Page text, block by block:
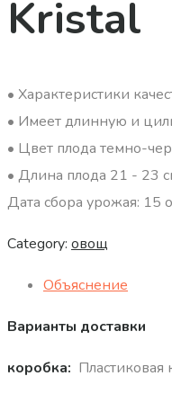
Kristal
• Характеристики
• Имеет длинную и
• Цвет плода темно-
• Длина плода 21 - 23
Дата сбора урожая: 15
Category: овощ
Объяснение
Варианты доставки
коробка: